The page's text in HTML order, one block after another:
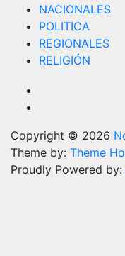
NACIONALES
POLITICA
REGIONALES
RELIGIÓN
Copyright © 2026
Theme by: Theme
Proudly Powered by: